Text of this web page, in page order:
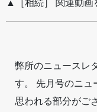
▲［相続］ 関連動画
弊所のニュースレ
す。 先月号のニュ
思われる部分がご